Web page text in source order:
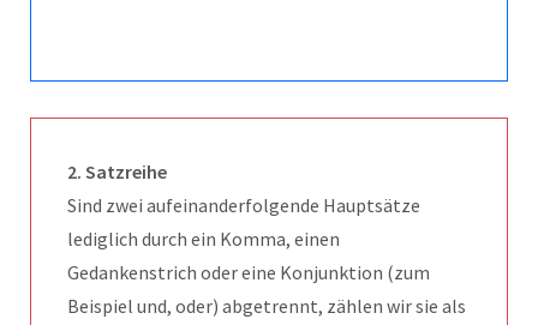
2. Satzreihe
Sind zwei aufeinanderfolgende Hauptsätze
lediglich durch ein Komma, einen
Gedankenstrich oder eine Konjunktion (zum
Beispiel und, oder) abgetrennt, zählen wir sie als